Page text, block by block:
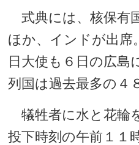
式典には、核保有
ほか、インドが出席
日大使も６日の広島
列国は過去最多の４
犠牲者に水と花輪
投下時刻の午前１１